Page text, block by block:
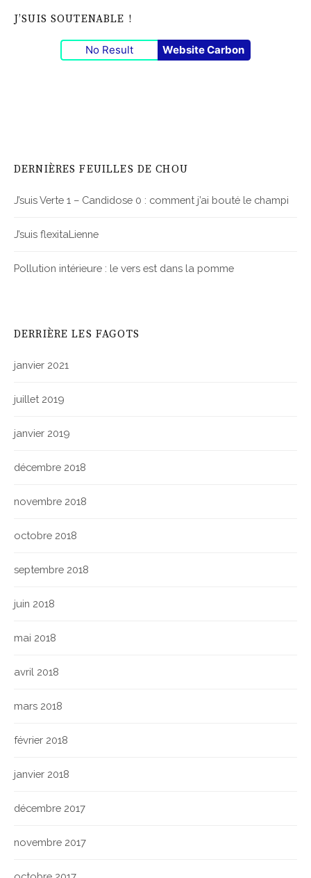
J’SUIS SOUTENABLE !
No Result Website Carbon
DERNIÈRES FEUILLES DE CHOU
J’suis Verte 1 – Candidose 0 : comment j’ai bouté le champi
J’suis flexitaLienne
Pollution intérieure : le vers est dans la pomme
DERRIÈRE LES FAGOTS
janvier 2021
juillet 2019
janvier 2019
décembre 2018
novembre 2018
octobre 2018
septembre 2018
juin 2018
mai 2018
avril 2018
mars 2018
février 2018
janvier 2018
décembre 2017
novembre 2017